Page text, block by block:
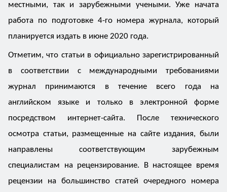
местными, так и зарубежными учеными. Уже начата
работа по подготовке 4-го номера журнала, который
планируется издать в июне 2020 года.
Отметим, что статьи в официально зарегистрированный
в соответствии с международными требованиями
журнал принимаются в течение всего года на
английском языке и только в электронной форме
посредством интернет-сайта. После технического
осмотра статьи, размещенные на сайте издания, были
направлены соответствующим зарубежным
специалистам на рецензирование. В настоящее время
рецензии на большинство статей очередного номера